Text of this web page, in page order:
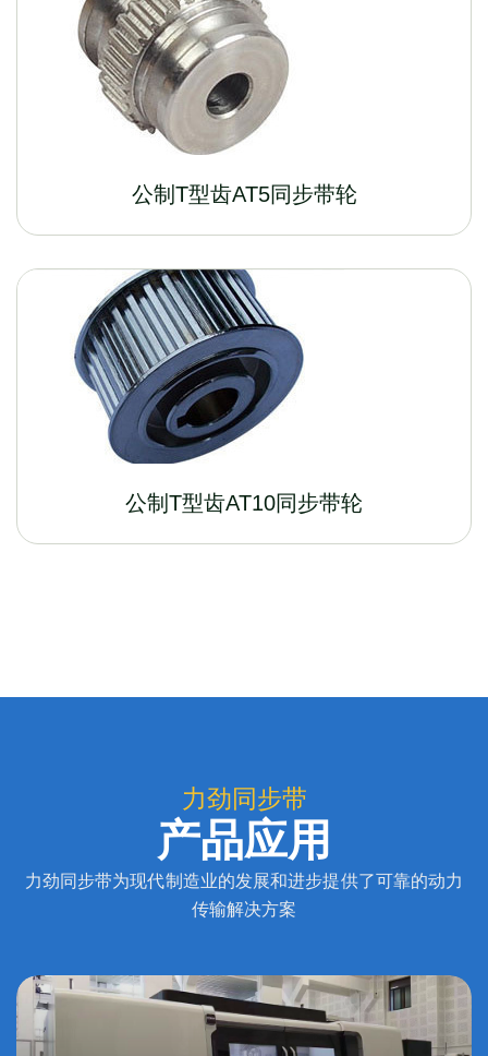
公制T型齿AT5同步带轮
公制T型齿AT10同步带轮
力劲同步带
产品应用
力劲同步带为现代制造业的发展和进步提供了可靠的动力
传输解决方案